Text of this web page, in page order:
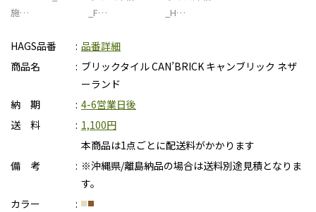
施…
_F…
_H…
HAGS品番
品番詳細
商品名
ブリックタイル CAN’BRICK キャンブリック ネザ
ーランド
納 期
4-6営業日後
送 料
1,100円
本商品は1点ごとに配送料がかかります
備 考
※沖縄県/離島納品の場合は送料別途見積となりま
す。
カラー